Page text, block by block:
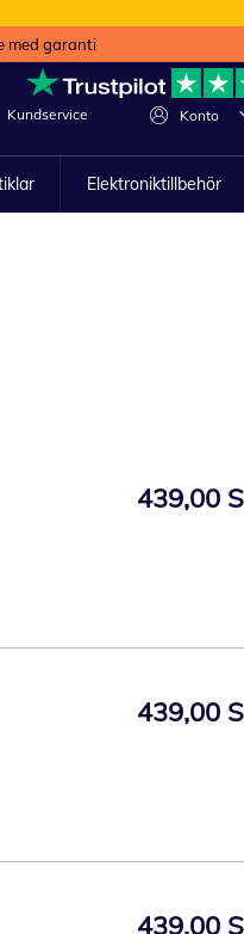
med garanti
Konto
Kundservice
Elektroniktillbehör
439,00
439,00
439,00